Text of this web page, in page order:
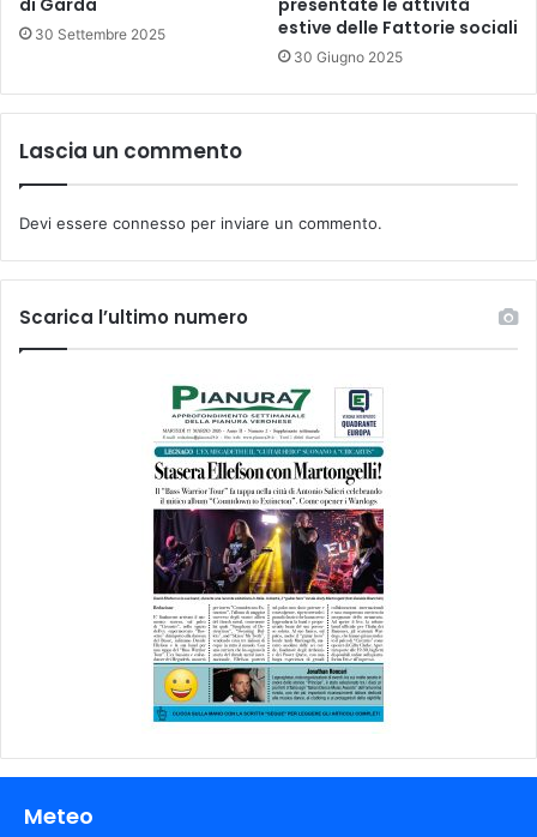
30 Settembre 2025
estive delle Fattorie sociali
30 Giugno 2025
Lascia un commento
Devi essere connesso per inviare un commento.
Scarica l’ultimo numero
Meteo